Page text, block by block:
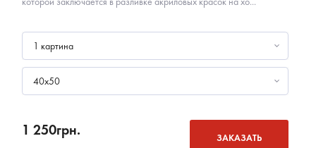
1 картина
40х50
1 250грн. ЗАКАЗАТЬ